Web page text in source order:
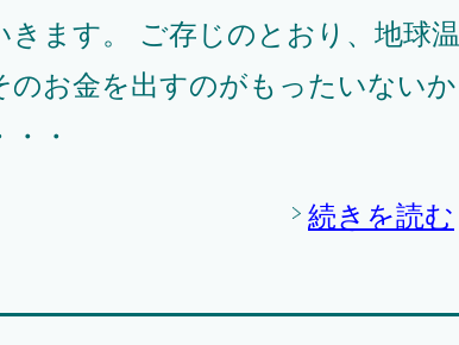
ます。 ご存じのとおり、地球温
お金を出すのがもったいないか
・
続きを読む